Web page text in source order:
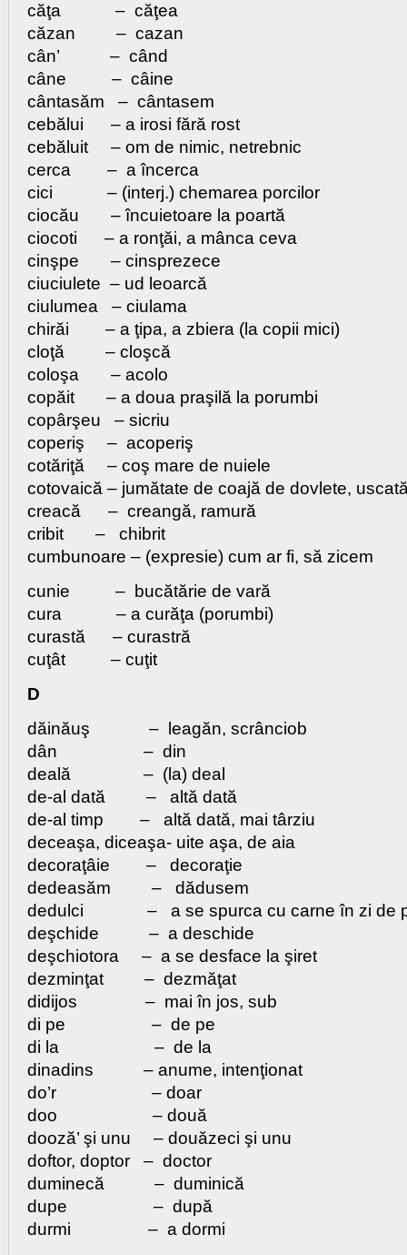
căţa – căţea
căzan – cazan
cân’ – când
câne – câine
cântasăm – cântasem
cebălui – a irosi fără rost
cebăluit – om de nimic, netrebnic
cerca – a încerca
cici – (interj.) chemarea porcilor
ciocău – încuietoare la poartă
ciocoti – a ronţăi, a mânca ceva
cinşpe – cinsprezece
ciuciulete – ud leoarcă
ciulumea – ciulama
chirăi – a ţipa, a zbiera (la copii mici)
cloţă – cloşcă
coloşa – acolo
copăit – a doua praşilă la porumbi
copârşeu – sicriu
coperiş – acoperiş
cotăriţă – coş mare de nuiele
cotovaică – jumătate de coajă de dovlete,
creacă – creangă, ramură
cribit – chibrit
cumbunoare – (expresie) cum ar fi, să zicem
cunie – bucătărie de vară
cura – a curăţa (porumbi)
curastă – curastră
cuţât – cuţit
D
dăinăuş – leagăn, scrânciob
dân – din
deală – (la) deal
de-al dată – altă dată
de-al timp – altă dată, mai târziu
deceaşa, diceaşa- uite aşa, de aia
decoraţâie – decoraţie
dedeasăm – dădusem
dedulci – a se spurca cu carne în zi de
deşchide – a deschide
deşchiotora – a se desface la şiret
dezminţat – dezmăţat
didijos – mai în jos, sub
di pe – de pe
di la – de la
dinadins – anume, intenţionat
do’r – doar
doo – două
dooză’ şi unu – douăzeci şi unu
doftor, doptor – doctor
duminecă – duminică
dupe – după
durmi – a dormi